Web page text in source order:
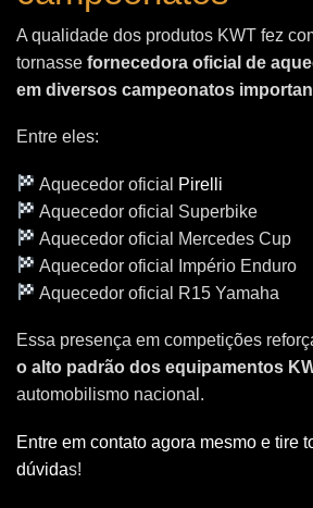
A qualidade dos produtos KWT fez
tornasse fornecedora oficial de
em diversos campeonatos
Entre eles:
Aquecedor oficial
Pirelli
Aquecedor oficial Superbike
Aquecedor oficial Mercedes Cup
Aquecedor oficial Império Enduro
Aquecedor oficial R15 Yamaha
Essa presença em competições
o alto padrão dos equipamentos
automobilismo nacional.
Entre em contato agora mesmo e tire
dúvidas!